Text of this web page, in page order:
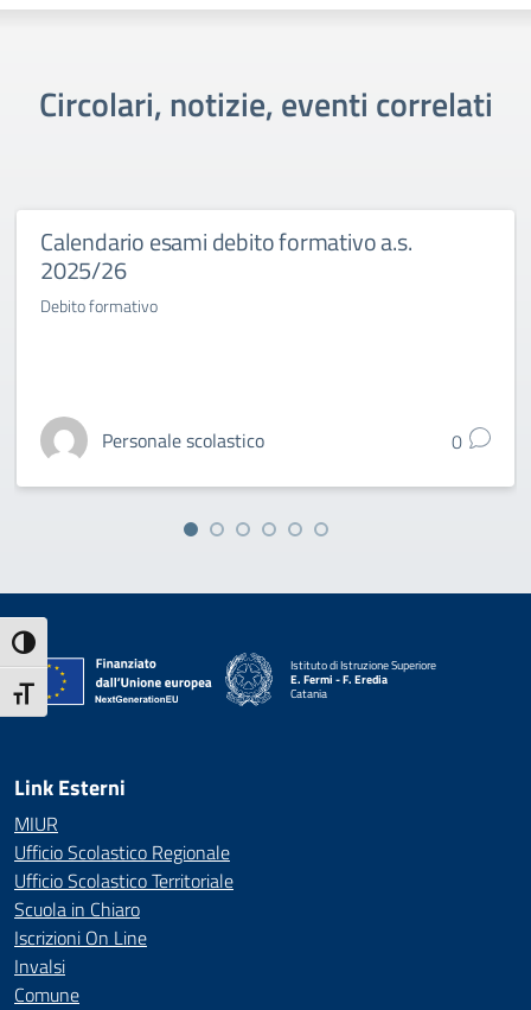
Attiva/disattiva alto contrasto
Attiva/disattiva dimensione testo
Circolari, notizie, eventi correlati
Calendario esami debito formativo a.s.
2025/26
Debito formativo
Personale scolastico 0
Istituto di Istruzione Superiore
E. Fermi - F. Eredia
Catania
Link Esterni
MIUR
Ufficio Scolastico Regionale
Ufficio Scolastico Territoriale
Scuola in Chiaro
Iscrizioni On Line
Invalsi
Comune